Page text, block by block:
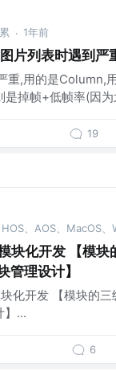
· 1年前
片列表时遇到严
重,用的是Column,
掉帧+低帧率(因
19
块化开发 【模块
管理设计】
化开发 【模块的
】...
6